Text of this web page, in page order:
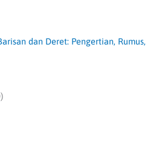
dan Deret: Pengertian, Rumus,